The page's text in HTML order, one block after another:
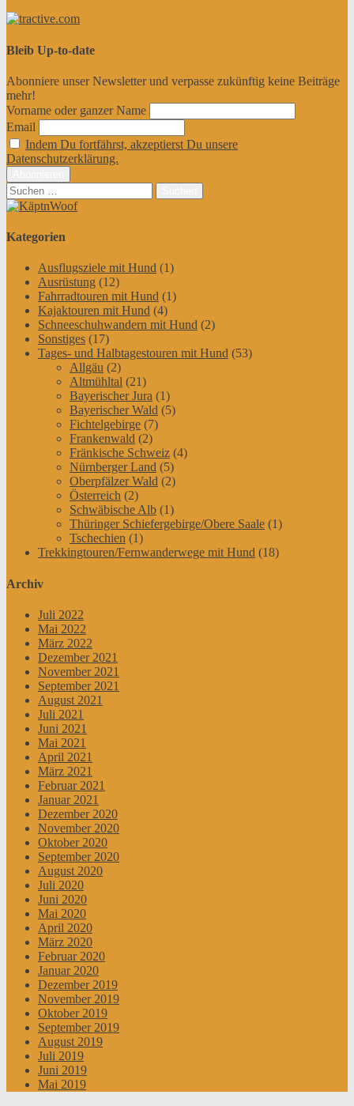
Bleib Up-to-date
Abonniere unser Newsletter und verpasse zukünftig keine Beiträge
mehr!
Vorname oder ganzer Name
Email
Indem Du fortfährst, akzeptierst Du unsere
Datenschutzerklärung.
Suchen
nach:
Kategorien
Ausflugsziele mit Hund (1)
Ausrüstung (12)
Fahrradtouren mit Hund (1)
Kajaktouren mit Hund (4)
Schneeschuhwandern mit Hund (2)
Sonstiges (17)
Tages- und Halbtagestouren mit Hund (53)
Allgäu (2)
Altmühltal (21)
Bayerischer Jura (1)
Bayerischer Wald (5)
Fichtelgebirge (7)
Frankenwald (2)
Fränkische Schweiz (4)
Nürnberger Land (5)
Oberpfälzer Wald (2)
Österreich (2)
Schwäbische Alb (1)
Thüringer Schiefergebirge/Obere Saale (1)
Tschechien (1)
Trekkingtouren/Fernwanderwege mit Hund (18)
Archiv
Juli 2022
Mai 2022
März 2022
Dezember 2021
November 2021
September 2021
August 2021
Juli 2021
Juni 2021
Mai 2021
April 2021
März 2021
Februar 2021
Januar 2021
Dezember 2020
November 2020
Oktober 2020
September 2020
August 2020
Juli 2020
Juni 2020
Mai 2020
April 2020
März 2020
Februar 2020
Januar 2020
Dezember 2019
November 2019
Oktober 2019
September 2019
August 2019
Juli 2019
Juni 2019
Mai 2019